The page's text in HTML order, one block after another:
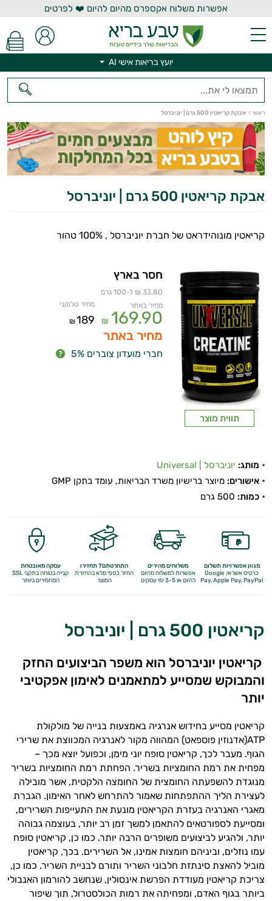
אפשרות משלוח אקספרס מהיום להיום ❤️ לפרטים
יועץ בריאות אישי AI
ראשי > אבקת קריאטין 500 גרם | יוניברסל
אבקת קריאטין 500 גרם | יוניברסל
קריאטין מונוהידראט של חברת יוניברסל , 100% טהור
תווית מוצר
חסר בארץ
33.80 ₪ ל-100 גרם
מחיר באתר
169.90
₪
מחיר טלפוני
189
₪
מחיר באתר
חברי מועדון צוברים 5%
מותג: יוניברסל | Universal
אישורים: מיוצר ברישיון משרד הבריאות, עומד בתקן GMP
כמות:
מגוון אפשרויות תשלום
כרטיס אשראי, Google
Pay,Apple Pay, PayPal
משלוחים מהירים
אפשרות למשלוח מהיום
להיום או 3-5 ימי עסקים
התחרטתם? תחזירו
החזר כספי מלאבהחזרת
המוצר
עסקה מאובטחת
קנייה בטוחה בתקני SSL
המחמירים ביותר
קריאטין 500 גרם | יוניברסל
קריאטין יוניברסל הוא משפר הביצועים החזק
והמבוקש שמסייע למתאמנים לאימון אפקטיבי
יותר
קריאטין מסייע בחידוש אנרגיה באמצעות בנייה של מולקולת
ATP(אדנוזין פוספאט) המהווה מקור לאנרגיה המכווצת את שרירי
הגוף. מעבר לכך, קריאטין סופח יוני מימן, וכפועל יוצא מכך –
מפחית את רמת החומציות בשריר. הפחתת רמת החומציות בשריר
מנוגדת להשפעתה החומצית של החומצה הלקטית, אשר מובילה
לעצירת הליך ההתפתחות שאמור להתרחש לאחר האימון. הגברת
מאגרי האנרגיה בעזרת הקריאטין מונעת את התעייפות השרירים,
ומסייעת לספורטאים להתאמן למשך זמן רב יותר, בעוצמה גבוהה
יותר, ולהגיע לביצועים משופרים הרבה יותר. כמו כן, קריאטין סופח
עמו נוזלים, וביניהם חומצות אמינו, אל השרירים. בכך, קריאטין
מוביל להאצת סינתזת חלבוני השריר ותורם לבניית השריר. כמו כן,
צריכת קריאטין מעודדת הפרשת אינסולין, שנחשב להורמון האנבולי
ביותר בגוף האדם, ומפחיתה את רמות הכולסטרול, תוך שיפור
יועץ בריאות אישי AI